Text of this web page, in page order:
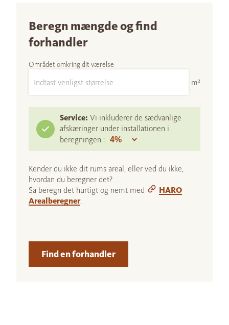
Beregn mængde og find
forhandler
Området omkring dit værelse
m²
Service: Vi inkluderer de sædvanlige
afskæringer under installationen i
beregningen :
Kender du ikke dit rums areal, eller ved du ikke,
hvordan du beregner det?
Så beregn det hurtigt og nemt med
HARO
Arealberegner.
Find en forhandler